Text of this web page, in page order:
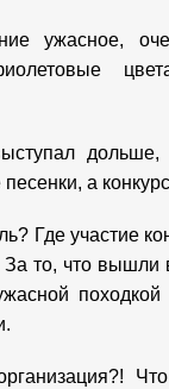
ужасное,
дольше,
песенки, а
Где участие
За то, что вышли